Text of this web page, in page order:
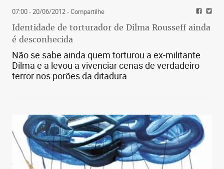
Quem ganhou o 2º turno da eleição para
presidente em Pernambuco
07:00 - 20/06/2012- Compartilhe